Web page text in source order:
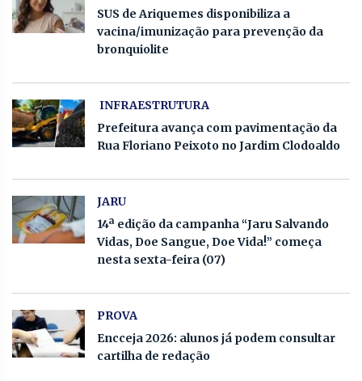
SUS de Ariquemes disponibiliza a
vacina/imunização para prevenção da
bronquiolite
INFRAESTRUTURA
Prefeitura avança com pavimentação da
Rua Floriano Peixoto no Jardim Clodoaldo
JARU
14ª edição da campanha “Jaru Salvando
Vidas, Doe Sangue, Doe Vida!” começa
nesta sexta-feira (07)
PROVA
Encceja 2026: alunos já podem consultar
cartilha de redação